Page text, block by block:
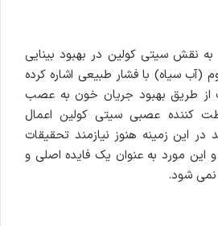
نقش سیتی کولین در بهبود بینایی
(آب سیاه) با فشار طبیعی اشاره کرده
از طریق بهبود جریان خون به عصب
کننده عصبی سیتی کولین اعمال
این زمینه هنوز نیازمند تحقیقات
این مورد به عنوان یک فایده اصلی و
نمی شود.